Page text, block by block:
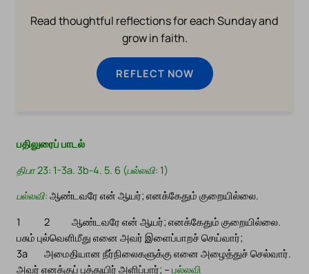
Read thoughtful reflections for each Sunday and
grow in faith.
REFLECT NOW
பதிலுரைப் பாடல்
திபா 23: 1-3a. 3b-4. 5. 6 (பல்லவி: 1)
பல்லவி: ஆண்டவரே என் ஆயர்; எனக்கேதும் குறையில்லை.
1
ஆண்டவரே என் ஆயர்; எனக்கேதும் குறையில்லை.
2
பசும் புல்வெளிமீது எனை அவர் இளைப்பாறச் செய்வார்;
அமைதியான நீர்நிலைகளுக்கு எனை அழைத்துச் செல்வார்.
3a
அவர் எனக்குப் புத்துயிர் அளிப்பார்; – பல்லவி